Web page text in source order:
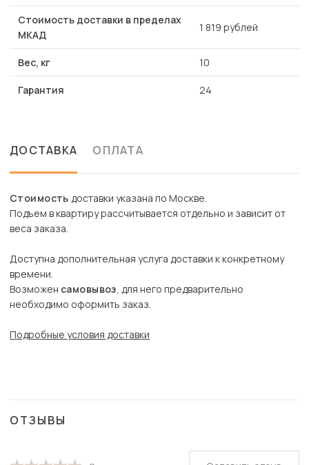
Стоимость доставки в пределах
МКАД
1 819 рублей
Вес, кг 10
Гарантия 24
ДОСТАВКА ОПЛАТА
Стоимость доставки указана по Москве.
Подъем в квартиру рассчитывается отдельно и зависит от
веса заказа.
Доступна дополнительная услуга доставки к конкретному
времени.
Возможен самовывоз, для него предварительно
необходимо оформить заказ.
Подробные условия доставки
ОТЗЫВЫ